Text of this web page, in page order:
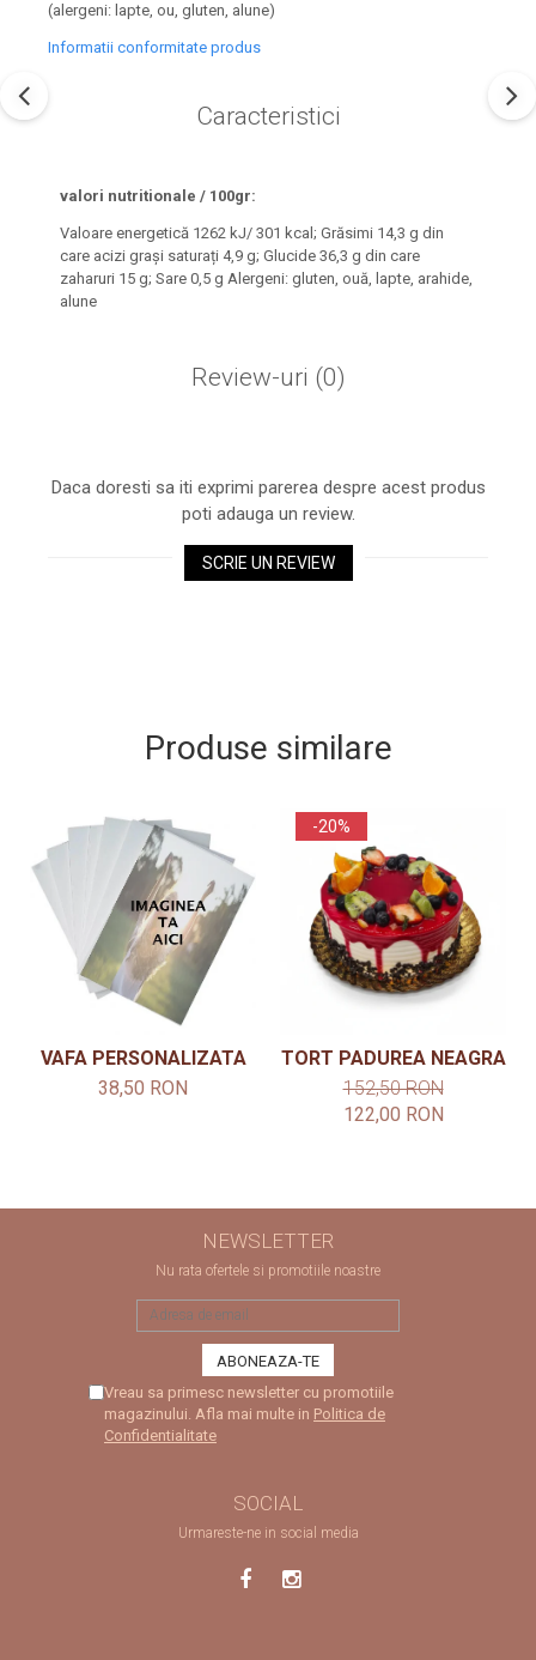
(alergeni: lapte, ou, gluten, alune)
Informatii conformitate produs
Caracteristici
valori nutritionale / 100gr:
Valoare energetică 1262 kJ/ 301 kcal; Grăsimi 14,3 g din
care acizi grași saturați 4,9 g; Glucide 36,3 g din care
zaharuri 15 g; Sare 0,5 g Alergeni: gluten, ouă, lapte, arahide,
alune
Review-uri (0)
Daca doresti sa iti exprimi parerea despre acest produs
poti adauga un review.
SCRIE UN REVIEW
Produse similare
VAFA PERSONALIZATA
38,50 RON
-20%
TORT PADUREA NEAGRA
152,50 RON
122,00 RON
NEWSLETTER
Nu rata ofertele si promotiile noastre
Vreau sa primesc newsletter cu promotiile
magazinului. Afla mai multe in Politica de
Confidentialitate
SOCIAL
Urmareste-ne in social media